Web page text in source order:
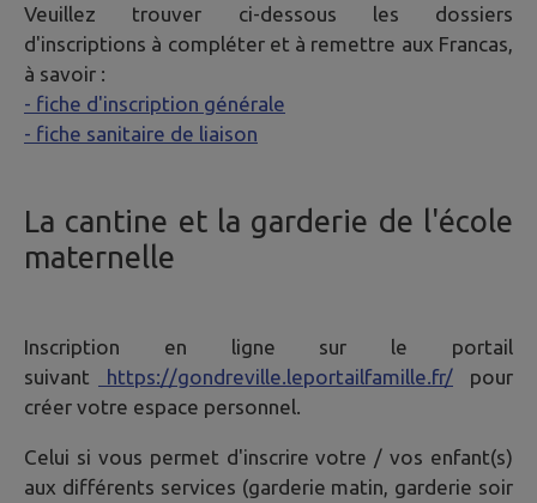
Veuillez trouver ci-dessous les dossiers
d'inscriptions à compléter et à remettre aux Francas,
à savoir :
- fiche d'inscription générale
- fiche sanitaire de liaison
La cantine et la garderie de l'école
maternelle
Inscription en ligne sur le portail
suivant
https://gondreville.leportailfamille.fr/ pour
créer votre espace personnel.
Celui si vous permet d'inscrire votre / vos enfant(s)
aux différents services (garderie matin, garderie soir